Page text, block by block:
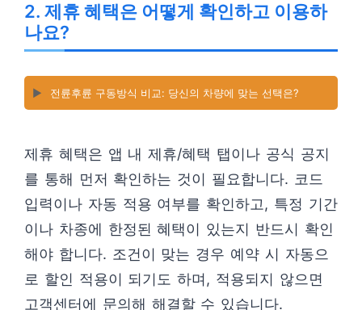
2. 제휴 혜택은 어떻게 확인하고 이용하
나요?
▶️ 전륜후륜 구동방식 비교: 당신의 차량에 맞는 선택은?
제휴 혜택은 앱 내 제휴/혜택 탭이나 공식 공지
를 통해 먼저 확인하는 것이 필요합니다. 코드
입력이나 자동 적용 여부를 확인하고, 특정 기간
이나 차종에 한정된 혜택이 있는지 반드시 확인
해야 합니다. 조건이 맞는 경우 예약 시 자동으
로 할인 적용이 되기도 하며, 적용되지 않으면
고객센터에 문의해 해결할 수 있습니다.